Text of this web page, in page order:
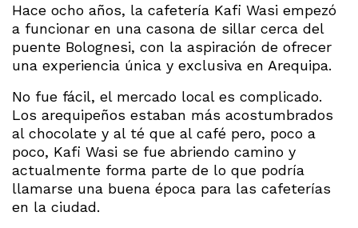
Hace ocho años, la cafetería Kafi Wasi empezó
a funcionar en una casona de sillar cerca del
puente Bolognesi, con la aspiración de ofrecer
una experiencia única y exclusiva en Arequipa.
No fue fácil, el mercado local es complicado.
Los arequipeños estaban más acostumbrados
al chocolate y al té que al café pero, poco a
poco, Kafi Wasi se fue abriendo camino y
actualmente forma parte de lo que podría
llamarse una buena época para las cafeterías
en la ciudad.